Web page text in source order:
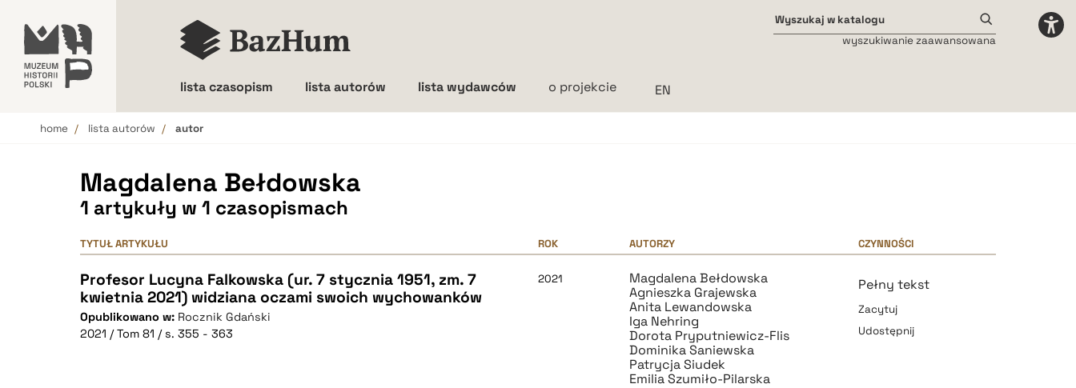
lista czasopism lista autorów lista wydawców o projekcie
wyszukiwanie zaawansowana
home lista autorów autor
Magdalena Bełdowska
1 artykuły w 1 czasopismach
TYTUŁ ARTYKUŁU ROK AUTORZY CZYNNOŚCI
Profesor Lucyna Falkowska (ur. 7 stycznia 1951, zm. 7
kwietnia 2021) widziana oczami swoich wychowanków
Opublikowano w: Rocznik Gdański
2021 / Tom 81 / s. 355 - 363
2021
Magdalena Bełdowska
Agnieszka Grajewska
Anita Lewandowska
Iga Nehring
Dorota Pryputniewicz-Flis
Dominika Saniewska
Patrycja Siudek
Emilia Szumiło-Pilarska
Pełny tekst
Zacytuj
Udostępnij